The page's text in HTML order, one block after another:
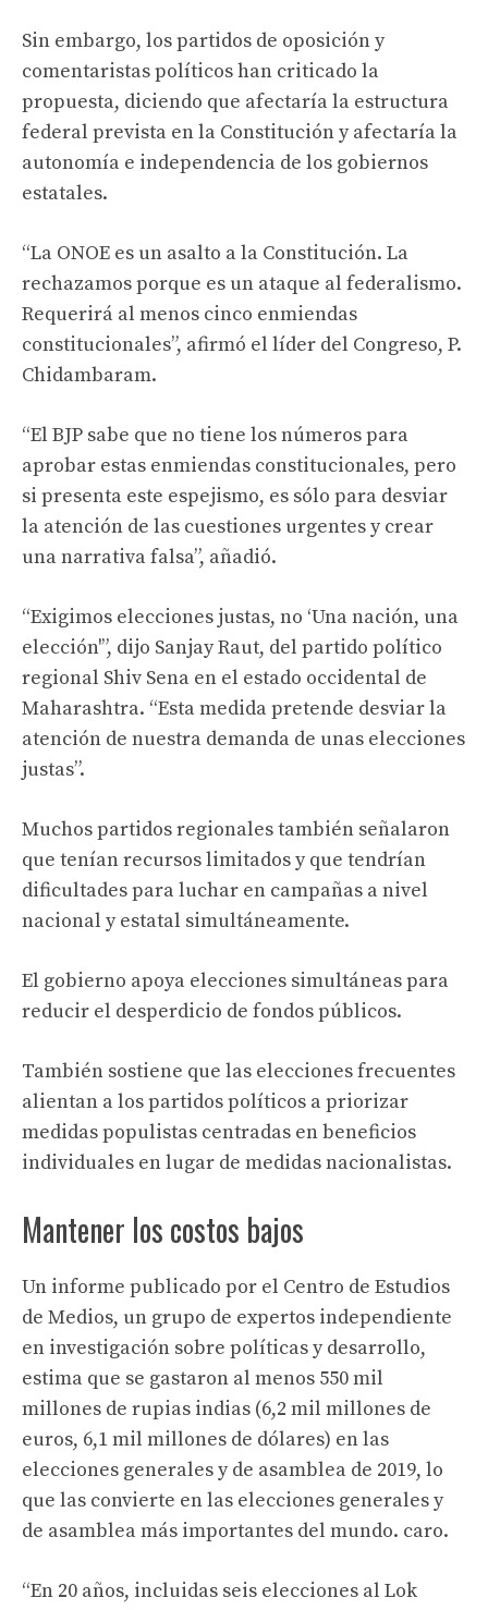
Sin embargo, los partidos de oposición y
comentaristas políticos han criticado la
propuesta, diciendo que afectaría la estructura
federal prevista en la Constitución y afectaría la
autonomía e independencia de los gobiernos
estatales.
“La ONOE es un asalto a la Constitución. La
rechazamos porque es un ataque al federalismo.
Requerirá al menos cinco enmiendas
constitucionales”, afirmó el líder del Congreso, P.
Chidambaram.
“El BJP sabe que no tiene los números para
aprobar estas enmiendas constitucionales, pero
si presenta este espejismo, es sólo para desviar
la atención de las cuestiones urgentes y crear
una narrativa falsa”, añadió.
“Exigimos elecciones justas, no ‘Una nación, una
elección'”, dijo Sanjay Raut, del partido político
regional Shiv Sena en el estado occidental de
Maharashtra. “Esta medida pretende desviar la
atención de nuestra demanda de unas elecciones
justas”.
Muchos partidos regionales también señalaron
que tenían recursos limitados y que tendrían
dificultades para luchar en campañas a nivel
nacional y estatal simultáneamente.
El gobierno apoya elecciones simultáneas para
reducir el desperdicio de fondos públicos.
También sostiene que las elecciones frecuentes
alientan a los partidos políticos a priorizar
medidas populistas centradas en beneficios
individuales en lugar de medidas nacionalistas.
Mantener los costos bajos
Un informe publicado por el Centro de Estudios
de Medios, un grupo de expertos independiente
en investigación sobre políticas y desarrollo,
estima que se gastaron al menos 550 mil
millones de rupias indias (6,2 mil millones de
euros, 6,1 mil millones de dólares) en las
elecciones generales y de asamblea de 2019, lo
que las convierte en las elecciones generales y
de asamblea más importantes del mundo. caro.
“En 20 años, incluidas seis elecciones al Lok